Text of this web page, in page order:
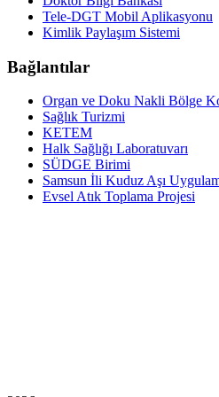
Tele-DGT Mobil Aplikasyonu
Kimlik Paylaşım Sistemi
Bağlantılar
Organ ve Doku Nakli Bölge
Sağlık Turizmi
KETEM
Halk Sağlığı Laboratuvarı
SÜDGE Birimi
Samsun İli Kuduz Aşı
Evsel Atık Toplama Projesi